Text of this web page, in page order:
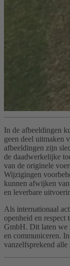
In de afbeeldingen
geen deel uitmaken
afbeeldingen zijn
de daadwerkelijke
van de originele
Wijzigingen
kunnen afwijken
en leverbare
Als internationaal
openheid en respect
GmbH. Dit laten we
en communiceren.
vanzelfsprekend alle